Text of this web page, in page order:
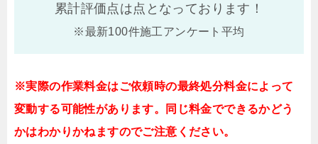
累計評価点は点となっております！
※最新100件施工アンケート平均
※実際の作業料金はご依頼時の最終処分料金によって
変動する可能性があります。同じ料金でできるかどう
かはわかりかねますのでご注意ください。